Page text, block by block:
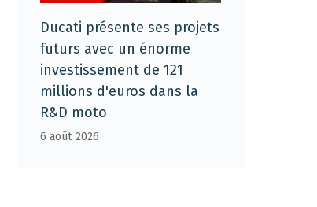
Ducati présente ses projets
futurs avec un énorme
investissement de 121
millions d'euros dans la
R&D moto
6 août 2026